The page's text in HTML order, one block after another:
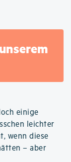
einige
leichter
wenn diese
– aber